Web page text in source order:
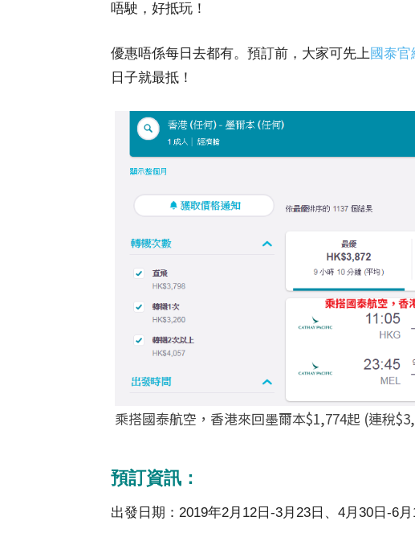
唔駛，好抵玩！
優惠唔係每日去都有。預訂前，大家可先上國泰官
日子就最抵！
乘搭國泰航空，香港來回墨爾本$1,774起 (連稅
預訂資訊：
出發日期：2019年2月12日-3月23日、4月30日-6